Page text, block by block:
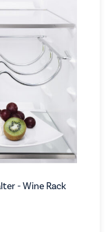
- Wine Rack